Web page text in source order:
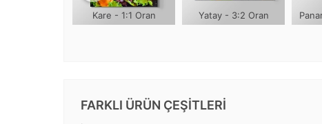
Kare - 1:1 Oran Yatay - 3:2 Oran
FARKLI ÜRÜN ÇEŞİTLERİ